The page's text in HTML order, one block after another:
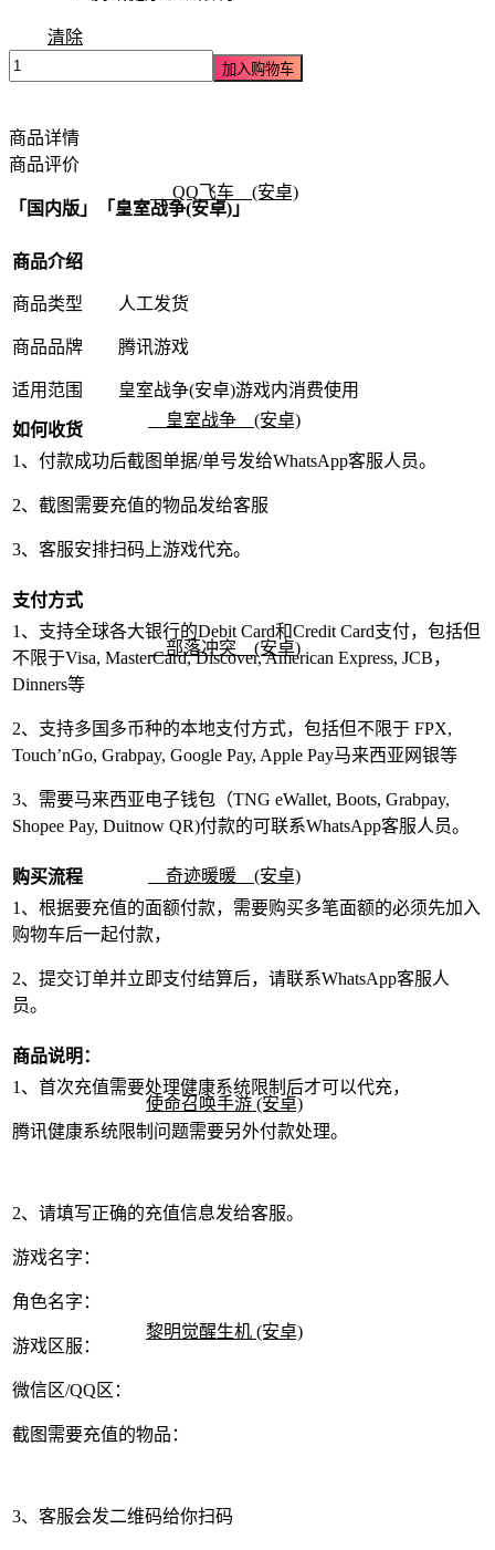
QQ飞车 (安卓)
皇室战争 (安卓)
部落冲突 (安卓)
奇迹暖暖 (安卓)
使命召唤手游 (安卓)
黎明觉醒生机 (安卓)
清除
皇
争
(安
卓)
量
加入购物车
商品详情
商品评价
「国内版」「皇室战争(安卓)」
商品介绍
商品类型 人工发货
商品品牌 腾讯游戏
适用范围 皇室战争(安卓)游戏内消费使用
如何收货
1、付款成功后截图单据/单号发给WhatsApp客服人员。
2、截图需要充值的物品发给客服
3、客服安排扫码上游戏代充。
支付方式
1、支持全球各大银行的Debit Card和Credit Card支付，包括但
不限于Visa, MasterCard, Discover, American Express, JCB，
Dinners等
2、支持多国多币种的本地支付方式，包括但不限于 FPX,
Touch’nGo, Grabpay, Google Pay, Apple Pay马来西亚网银等
3、需要马来西亚电子钱包（TNG eWallet, Boots, Grabpay,
Shopee Pay, Duitnow QR)付款的可联系WhatsApp客服人员。
购买流程
1、根据要充值的面额付款，需要购买多笔面额的必须先加入
购物车后一起付款，
2、提交订单并立即支付结算后，请联系WhatsApp客服人
员。
商品说明：
1、首次充值需要处理健康系统限制后才可以代充，
腾讯健康系统限制问题需要另外付款处理。
2、请填写正确的充值信息发给客服。
游戏名字：
角色名字：
游戏区服：
微信区/QQ区：
截图需要充值的物品：
3、客服会发二维码给你扫码